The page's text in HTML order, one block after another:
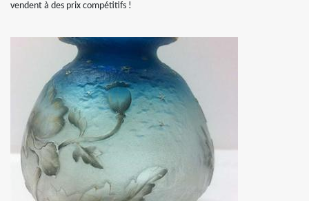
vendent à des prix compétitifs !